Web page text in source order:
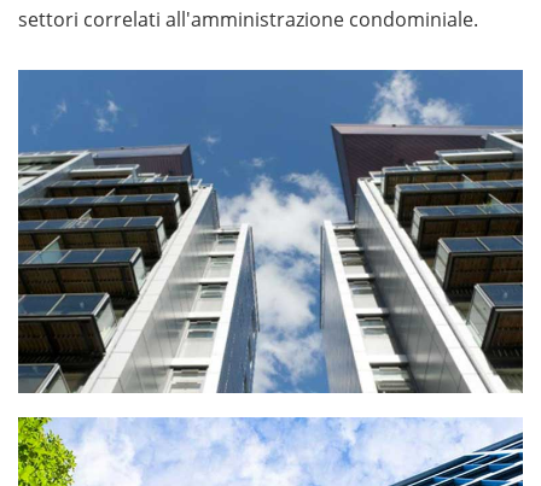
settori correlati all'amministrazione condominiale.